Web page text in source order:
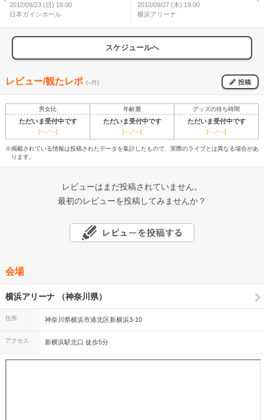
2012/09/23 (日) 16:00
日本ガイシホール
2012/09/27 (木) 19:00
横浜アリーナ
スケジュールへ
レビュー/観たレポ (--件) 投稿
男女比 年齢層 グッズの待ち時間
ただいま受付中です ただいま受付中です ただいま受付中です
[---／---] [---／---] [---／---]
※掲載されている情報は投稿されたデータを集計したもので、実際のライブとは異なる場合があ
ります。
レビューはまだ投稿されていません。
最初のレビューを投稿してみませんか？
会場
横浜アリーナ （神奈川県）
住所 神奈川県横浜市港北区新横浜3-10
アクセス 新横浜駅北口 徒歩5分